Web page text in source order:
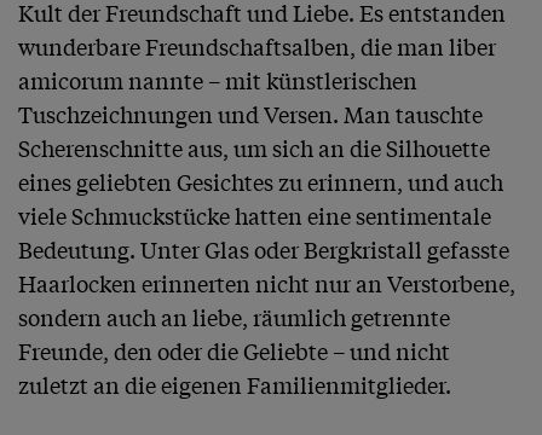
Kult der Freundschaft und Liebe. Es entstanden
wunderbare Freundschaftsalben, die man liber
amicorum nannte – mit künstlerischen
Tuschzeichnungen und Versen. Man tauschte
Scherenschnitte aus, um sich an die Silhouette
eines geliebten Gesichtes zu erinnern, und auch
viele Schmuckstücke hatten eine sentimentale
Bedeutung. Unter Glas oder Bergkristall gefasste
Haarlocken erinnerten nicht nur an Verstorbene,
sondern auch an liebe, räumlich getrennte
Freunde, den oder die Geliebte – und nicht
zuletzt an die eigenen Familienmitglieder.